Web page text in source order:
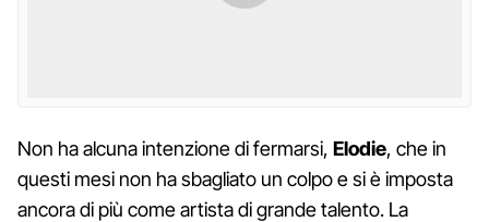
Non ha alcuna intenzione di fermarsi, Elodie, che in
questi mesi non ha sbagliato un colpo e si è imposta
ancora di più come artista di grande talento. La